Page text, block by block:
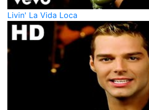
Livin' La Vida Loca